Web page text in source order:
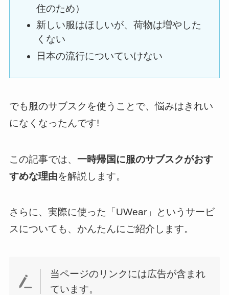
住のため）
新しい服はほしいが、荷物は増やした
くない
日本の流行についていけない
でも服のサブスクを使うことで、悩みはきれい
になくなったんです!
この記事では、 一時帰国に服のサブスクがおす
すめな理由を解説します。
さらに、実際に使った「UWear」というサービ
スについても、かんたんにご紹介します。
当ページのリンクには広告が含まれ
ています。